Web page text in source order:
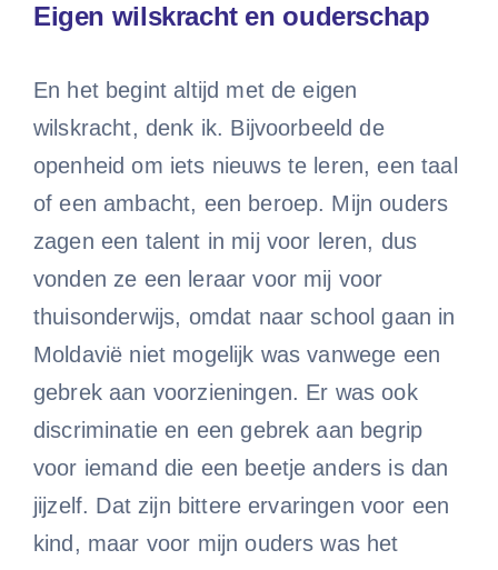
Eigen wilskracht en ouderschap
En het begint altijd met de eigen
wilskracht, denk ik. Bijvoorbeeld de
openheid om iets nieuws te leren, een taal
of een ambacht, een beroep. Mijn ouders
zagen een talent in mij voor leren, dus
vonden ze een leraar voor mij voor
thuisonderwijs, omdat naar school gaan in
Moldavië niet mogelijk was vanwege een
gebrek aan voorzieningen. Er was ook
discriminatie en een gebrek aan begrip
voor iemand die een beetje anders is dan
jijzelf. Dat zijn bittere ervaringen voor een
kind, maar voor mijn ouders was het